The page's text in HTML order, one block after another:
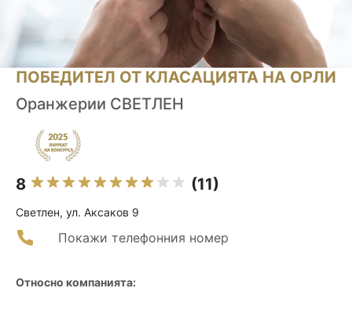
ПОБЕДИТЕЛ ОТ КЛАСАЦИЯТА НА ОРЛИ
Оранжерии СВЕТЛЕН
8 (11)
Светлен, ул. Аксаков 9
Покажи телефонния номер
Относно компанията: